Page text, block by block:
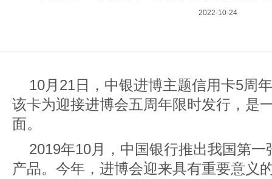
2022-10-24
10月21日，中银进博主题信用卡5周
该卡为迎接进博会五周年限时发行，是
面。
2019年10月，中国银行推出我国第
产品。今年，进博会迎来具有重要意义